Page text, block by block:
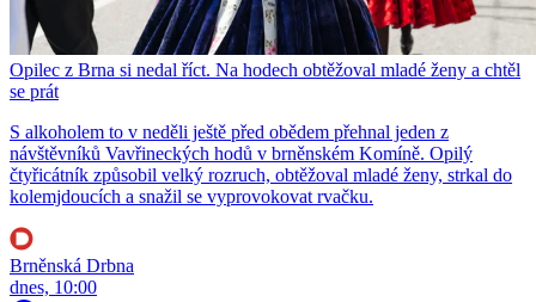
Opilec z Brna si nedal říct. Na hodech obtěžoval mladé ženy a chtěl
se prát
S alkoholem to v neděli ještě před obědem přehnal jeden z
návštěvníků Vavřineckých hodů v brněnském Komíně. Opilý
čtyřicátník způsobil velký rozruch, obtěžoval mladé ženy, strkal do
kolemjdoucích a snažil se vyprovokovat rvačku.
Brněnská Drbna
dnes, 10:00